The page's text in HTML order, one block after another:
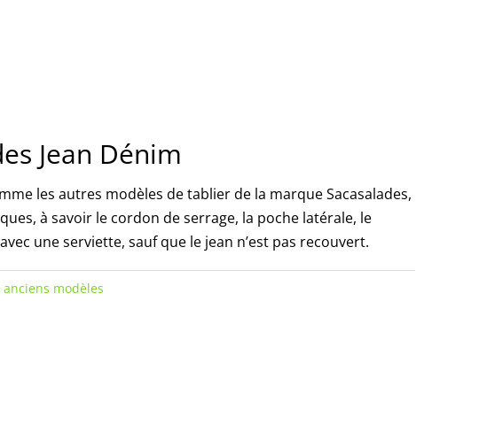
Jean Dénim
les autres modèles de tablier de la marque Sacasalades,
à savoir le cordon de serrage, la poche latérale, le
une serviette, sauf que le jean n’est pas recouvert.
anciens modèles